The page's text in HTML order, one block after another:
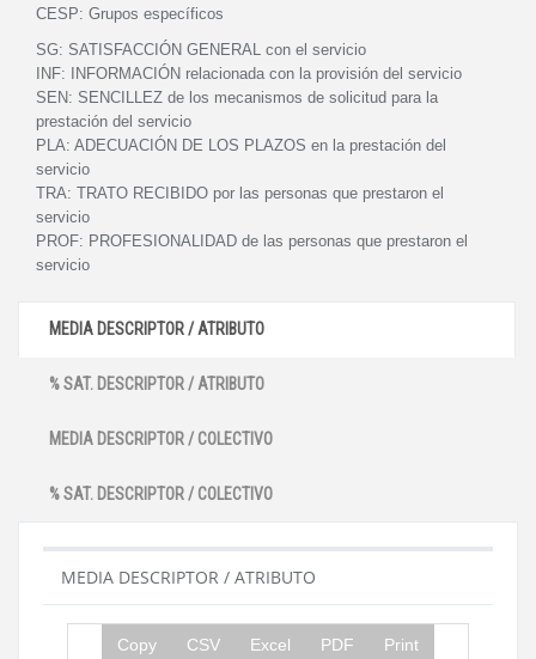
CESP: Grupos específicos
SG: SATISFACCIÓN GENERAL con el servicio
INF:
INFORMACIÓN relacionada con la provisión del servicio
SEN: SENCILLEZ de los mecanismos de solicitud para la
prestación del servicio
PLA: ADECUACIÓN DE LOS PLAZOS en la prestación del
servicio
TRA: TRATO RECIBIDO por las personas que prestaron el
servicio
PROF: PROFESIONALIDAD de las personas que prestaron el
servicio
MEDIA DESCRIPTOR / ATRIBUTO
% SAT. DESCRIPTOR / ATRIBUTO
MEDIA DESCRIPTOR / COLECTIVO
% SAT. DESCRIPTOR / COLECTIVO
MEDIA DESCRIPTOR / ATRIBUTO
Copy CSV Excel PDF Print